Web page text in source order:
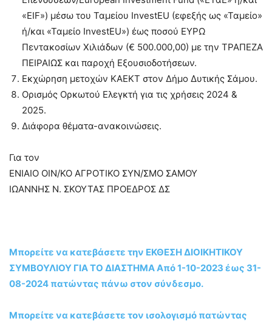
«EIF») μέσω του Ταμείου InvestEU (εφεξής ως «Ταμείο»
ή/και «Ταμείο InvestEU») έως ποσού ΕΥΡΩ
Πεντακοσίων Χιλιάδων (€ 500.000,00) με την ΤΡΑΠΕΖΑ
ΠΕΙΡΑΙΩΣ και παροχή Εξουσιοδοτήσεων.
Εκχώρηση μετοχών ΚΑΕΚΤ στον Δήμο Δυτικής Σάμου.
Ορισμός Ορκωτού Ελεγκτή για τις χρήσεις 2024 &
2025.
Διάφορα θέματα-ανακοινώσεις.
Για τον
ΕΝΙΑΙΟ ΟΙΝ/ΚΟ ΑΓΡΟΤΙΚΟ ΣΥΝ/ΣΜΟ ΣΑΜΟΥ
ΙΩΑΝΝΗΣ Ν. ΣΚΟΥΤΑΣ ΠΡΟΕΔΡΟΣ ΔΣ
Μπορείτε να κατεβάσετε την ΕΚΘΕΣΗ ΔΙΟΙΚΗΤΙΚΟΥ
ΣΥΜΒΟΥΛΙΟΥ ΓΙΑ ΤΟ ΔΙΑΣΤΗΜΑ Από 1-10-2023 έως 31-
08-2024 πατώντας πάνω στον σύνδεσμο.
Μπορείτε να κατεβάσετε τον ισολογισμό πατώντας